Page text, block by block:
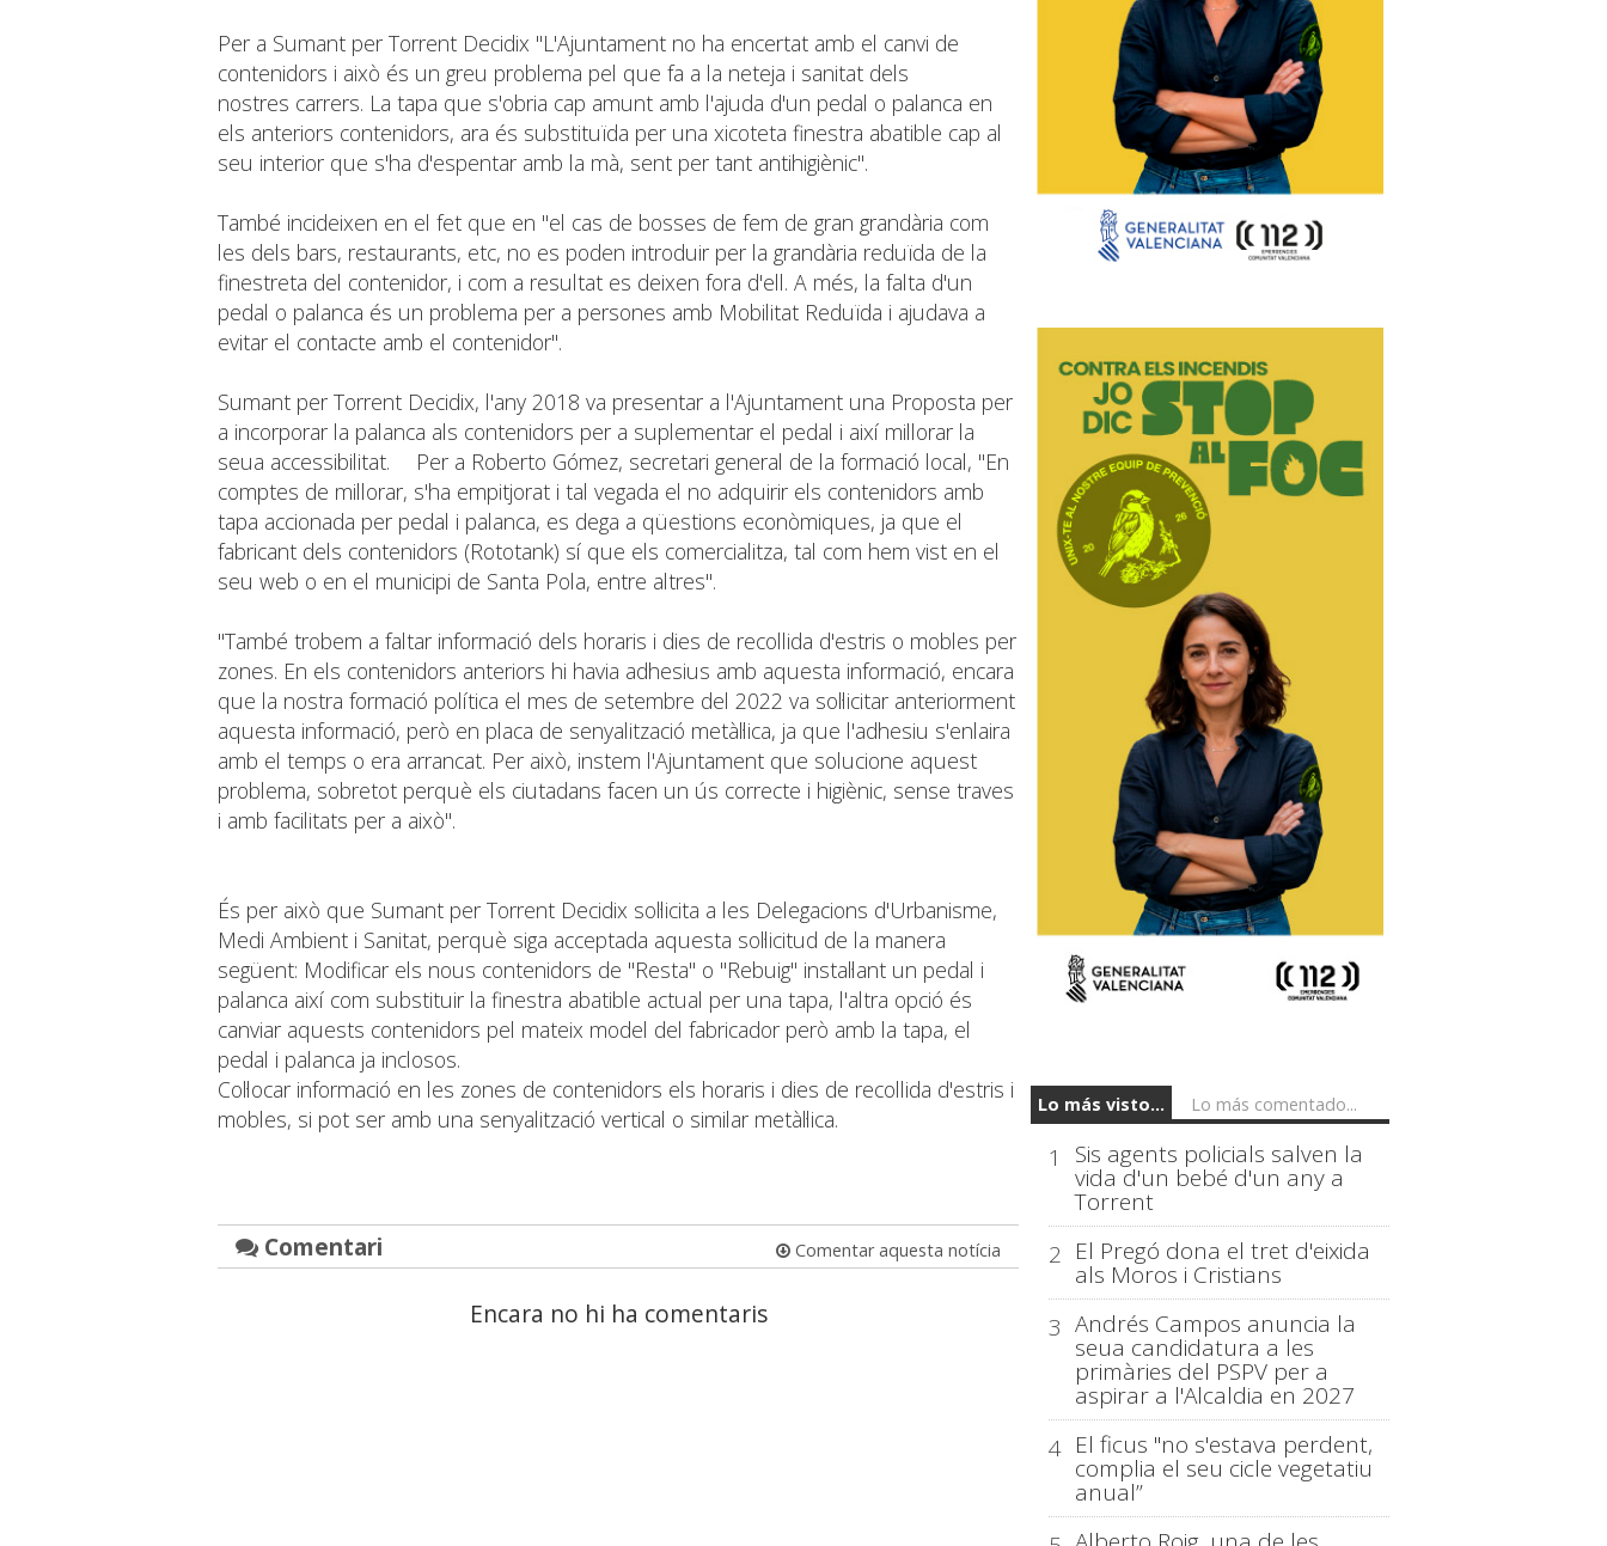
Per a Sumant per Torrent Decidix "L'Ajuntament no ha encertat amb el canvi de
contenidors i això és un greu problema pel que fa a la neteja i sanitat dels
nostres carrers. La tapa que s'obria cap amunt amb l'ajuda d'un pedal o palanca en
els anteriors contenidors, ara és substituïda per una xicoteta finestra abatible cap al
seu interior que s'ha d'espentar amb la mà, sent per tant antihigiènic".
També incideixen en el fet que en "el cas de bosses de fem de gran grandària com
les dels bars, restaurants, etc, no es poden introduir per la grandària reduïda de la
finestreta del contenidor, i com a resultat es deixen fora d'ell. A més, la falta d'un
pedal o palanca és un problema per a persones amb Mobilitat Reduïda i ajudava a
evitar el contacte amb el contenidor".
Sumant per Torrent Decidix, l'any 2018 va presentar a l'Ajuntament una Proposta per
a incorporar la palanca als contenidors per a suplementar el pedal i així millorar la
seua accessibilitat. Per a Roberto Gómez, secretari general de la formació local, "En
comptes de millorar, s'ha empitjorat i tal vegada el no adquirir els contenidors amb
tapa accionada per pedal i palanca, es dega a qüestions econòmiques, ja que el
fabricant dels contenidors (Rototank) sí que els comercialitza, tal com hem vist en el
seu web o en el municipi de Santa Pola, entre altres".
"També trobem a faltar informació dels horaris i dies de recollida d'estris o mobles per
zones. En els contenidors anteriors hi havia adhesius amb aquesta informació, encara
que la nostra formació política el mes de setembre del 2022 va sol·licitar anteriorment
aquesta informació, però en placa de senyalització metàl·lica, ja que l'adhesiu s'enlaira
amb el temps o era arrancat. Per això, instem l'Ajuntament que solucione aquest
problema, sobretot perquè els ciutadans facen un ús correcte i higiènic, sense traves
i amb facilitats per a això".
És per això que Sumant per Torrent Decidix sol·licita a les Delegacions d'Urbanisme,
Medi Ambient i Sanitat, perquè siga acceptada aquesta sol·licitud de la manera
següent: Modificar els nous contenidors de "Resta" o "Rebuig" instal·lant un pedal i
palanca així com substituir la finestra abatible actual per una tapa, l'altra opció és
canviar aquests contenidors pel mateix model del fabricador però amb la tapa, el
pedal i palanca ja inclosos.
Col·locar informació en les zones de contenidors els horaris i dies de recollida d'estris i
mobles, si pot ser amb una senyalització vertical o similar metàl·lica.
Comentari Comentar aquesta notícia
Encara no hi ha comentaris
Lo más visto... Lo más comentado...
1 Sis agents policials salven la
vida d'un bebé d'un any a
Torrent
2 El Pregó dona el tret d'eixida
als Moros i Cristians
3 Andrés Campos anuncia la
seua candidatura a les
primàries del PSPV per a
aspirar a l'Alcaldia en 2027
4 El ficus "no s'estava perdent,
complia el seu cicle vegetatiu
anual”